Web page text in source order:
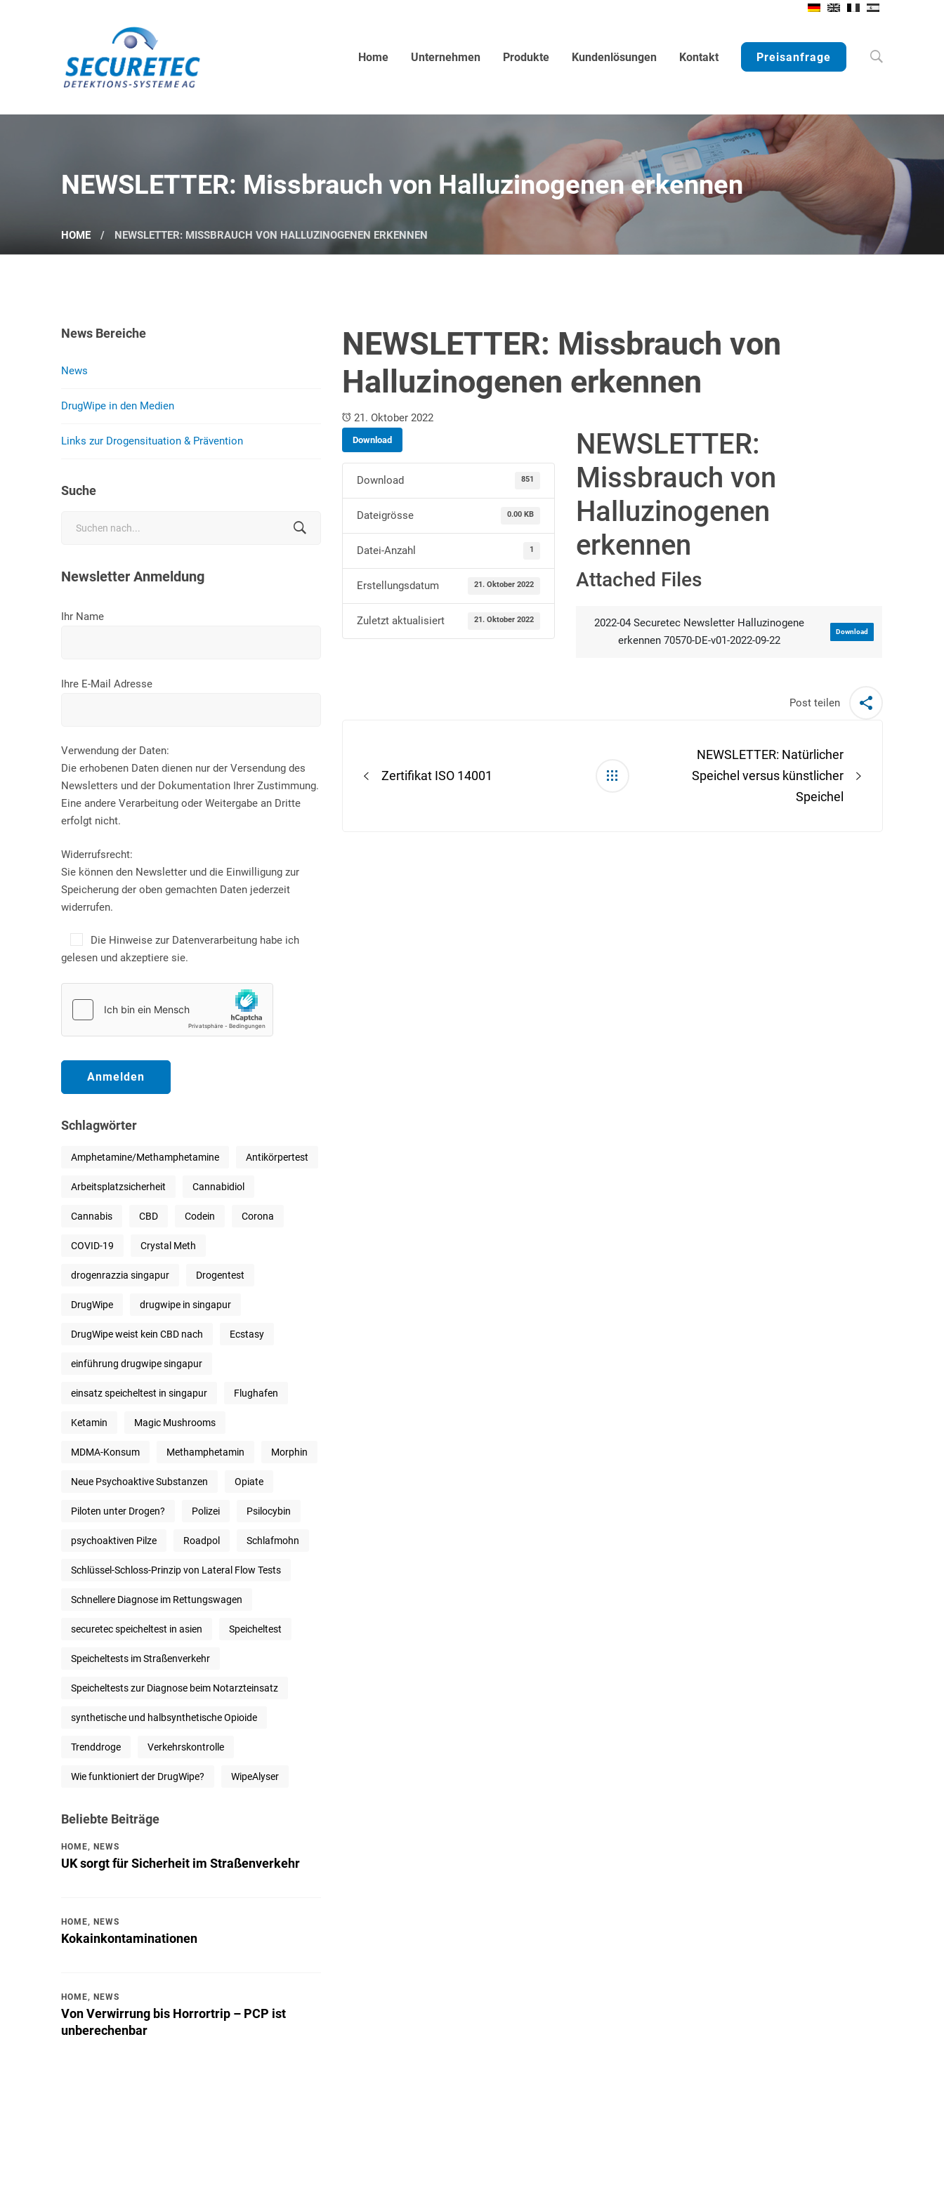
Home Unternehmen Produkte Kundenlösungen Kontakt Preisanfrage
NEWSLETTER: Missbrauch von Halluzinogenen erkennen
HOME NEWSLETTER: MISSBRAUCH VON HALLUZINOGENEN ERKENNEN
News Bereiche
News
DrugWipe in den Medien
Links zur Drogensituation & Prävention
Suche
Newsletter Anmeldung
Ihr Name
Ihre E-Mail Adresse
Verwendung der Daten:
Die erhobenen Daten dienen nur der Versendung des
Newsletters und der Dokumentation Ihrer Zustimmung.
Eine andere Verarbeitung oder Weitergabe an Dritte
erfolgt nicht.
Widerrufsrecht:
Sie können den Newsletter und die Einwilligung zur
Speicherung der oben gemachten Daten jederzeit
widerrufen.
Die Hinweise zur Datenverarbeitung habe ich
gelesen und akzeptiere sie.
Schlagwörter
Amphetamine/Methamphetamine Antikörpertest
Arbeitsplatzsicherheit Cannabidiol
Cannabis CBD Codein Corona
COVID-19 Crystal Meth
drogenrazzia singapur Drogentest
DrugWipe drugwipe in singapur
DrugWipe weist kein CBD nach Ecstasy
einführung drugwipe singapur
einsatz speicheltest in singapur Flughafen
Ketamin Magic Mushrooms
MDMA-Konsum Methamphetamin Morphin
Neue Psychoaktive Substanzen Opiate
Piloten unter Drogen? Polizei Psilocybin
psychoaktiven Pilze Roadpol Schlafmohn
Schlüssel-Schloss-Prinzip von Lateral Flow Tests
Schnellere Diagnose im Rettungswagen
securetec speicheltest in asien Speicheltest
Speicheltests im Straßenverkehr
Speicheltests zur Diagnose beim Notarzteinsatz
synthetische und halbsynthetische Opioide
Trenddroge Verkehrskontrolle
Wie funktioniert der DrugWipe? WipeAlyser
Beliebte Beiträge
HOME, NEWS
UK sorgt für Sicherheit im Straßenverkehr
HOME, NEWS
Kokainkontaminationen
HOME, NEWS
Von Verwirrung bis Horrortrip – PCP ist
unberechenbar
NEWSLETTER: Missbrauch von
Halluzinogenen erkennen
21. Oktober 2022
Download
Download 851
Dateigrösse 0.00 KB
Datei-Anzahl 1
Erstellungsdatum 21. Oktober 2022
Zuletzt aktualisiert 21. Oktober 2022
NEWSLETTER:
Missbrauch von
Halluzinogenen
erkennen
Attached Files
2022-04 Securetec Newsletter Halluzinogene
erkennen 70570-DE-v01-2022-09-22
Download
Post teilen
Zertifikat ISO 14001
NEWSLETTER: Natürlicher
Speichel versus künstlicher
Speichel